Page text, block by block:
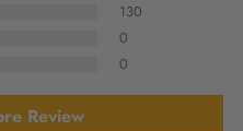
130
0
0
Review